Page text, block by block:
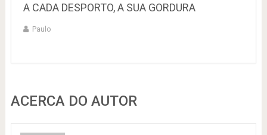
A CADA DESPORTO, A SUA GORDURA
Paulo
ACERCA DO AUTOR